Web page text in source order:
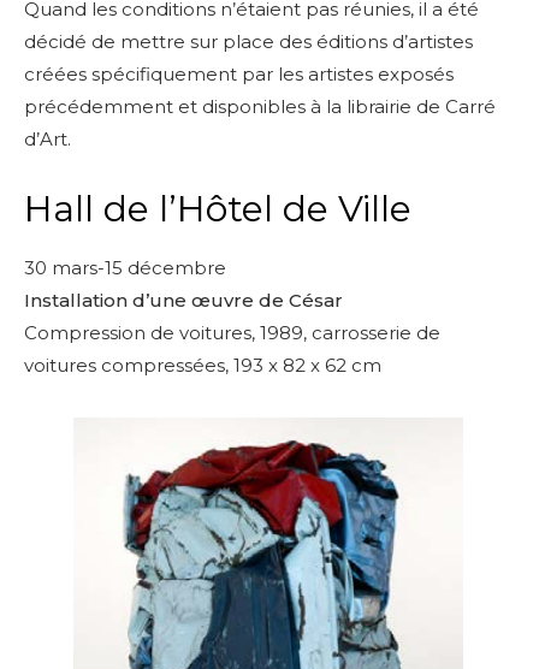
Quand les conditions n’étaient pas réunies, il a été
décidé de mettre sur place des éditions d’artistes
créées spécifiquement par les artistes exposés
précédemment et disponibles à la librairie de Carré
d’Art.
Hall de l’Hôtel de Ville
30 mars-15 décembre
Installation d’une œuvre de César
Compression de voitures, 1989, carrosserie de
voitures compressées, 193 x 82 x 62 cm